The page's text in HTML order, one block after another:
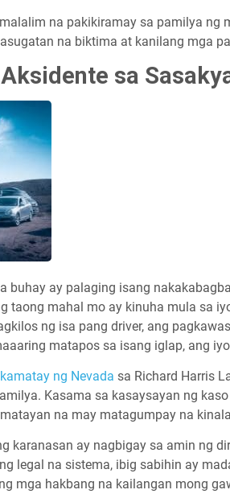
na pakikiramay sa pamilya ng
na biktima at kanilang mga
sa
buhay ay palaging isang
taong mahal mo ay kinuha mula sa
ng isa pang driver, ang
matapos sa isang iglap, ang
ng Nevada sa Richard Harris
Kasama sa kasaysayan ng
na may matagumpay na
karanasan ay nagbigay sa amin ng
legal na sistema, ibig sabihin ay
mga hakbang na kailangan mong